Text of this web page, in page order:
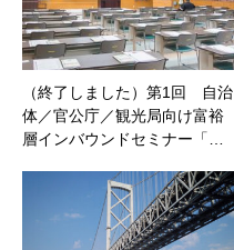
（終了しました）第1回 自治
体／官公庁／観光局向け富裕
層インバウンドセミナー「…